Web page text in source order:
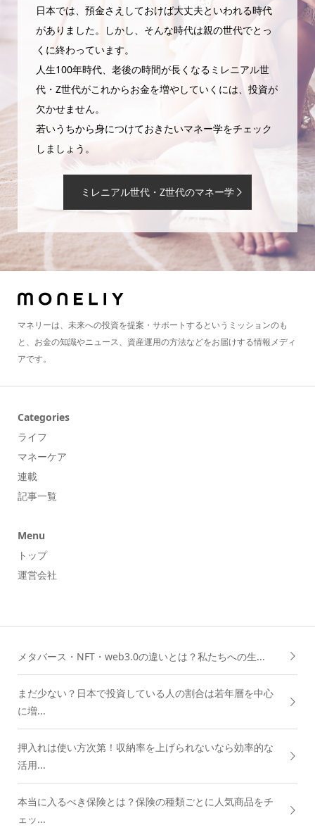
日本では、預金さえしておけば大丈夫といわれる時代
がありました。しかし、そんな時代は親の世代でとっ
くに終わっています。
人生100年時代、老後の時間が長くなるミレニアル世
代・Z世代がこれからお金を増やしていくには、投資が
欠かせません。
若いうちから身につけておきたいマネー学をチェック
しましょう。
ミレニアル世代・Z世代のマネー学
マネリーは、未来への投資を提案・サポートするというミッションのも
と、お金の知識やニュース、資産運用の方法などをお届けする情報メディ
アです。
Categories
ライフ
マネーケア
連載
記事一覧
Menu
トップ
運営会社
メタバース・NFT・web3.0の違いとは？私たちへの生...
まだ少ない？日本で投資している人の割合は若年層を中心
に増...
押入れは使い方次第！収納率を上げられないなら効率的な
活用...
本当に入るべき保険とは？保険の種類ごとに人気商品をチ
ェッ...